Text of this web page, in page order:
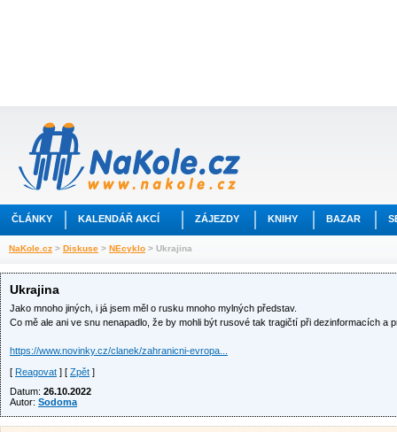
ČLÁNKY KALENDÁŘ AKCÍ ZÁJEZDY KNIHY BAZAR
NaKole.cz > Diskuse > NEcyklo > Ukrajina
Ukrajina
Jako mnoho jiných, i já jsem měl o rusku mnoho mylných představ.
Co mě ale ani ve snu nenapadlo, že by mohli být rusové tak tragičtí při dezinformacích a
https://www.novinky.cz/clanek/zahranicni-evropa...
[ Reagovat ] [ Zpět ]
Datum: 26.10.2022
Autor: Sodoma